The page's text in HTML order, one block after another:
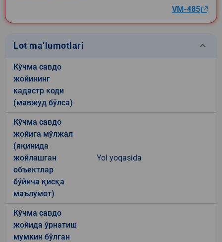
VM-485
Lot ma’lumotlari keyboard_arrow_down
Кўчма савдо
жойининг
кадастр коди
(мавжуд бўлса)
Кўчма савдо
жойига мўлжал
(яқинида
жойлашган
объектлар
бўйича қисқа
маълумот)
Yol yoqasida
Кўчма савдо
жойида ўрнатиш
мумкин бўлган